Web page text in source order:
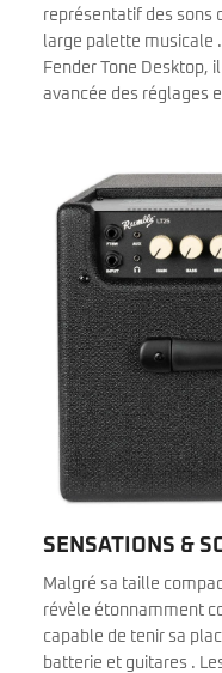
représentatif des sons
large palette musicale
Fender Tone Desktop,
avancée des réglages
SENSATIONS &
Malgré sa taille
révèle étonnamment
capable de tenir sa
batterie et guitares .